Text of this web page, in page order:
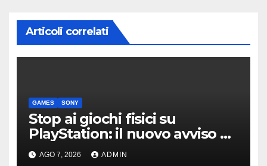
Articoli correlati
GAMES SONY
Stop ai giochi fisici su
PlayStation: il nuovo avviso di
Sony è l’ennesima conferma
AGO 7, 2026 ADMIN